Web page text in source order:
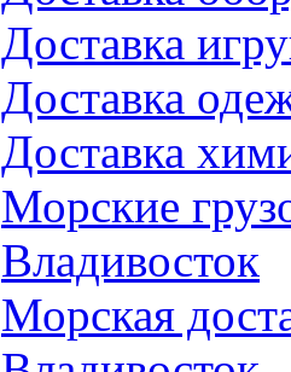
Доставка
Доставка
Доставка
Морские
Владивосток
Морская